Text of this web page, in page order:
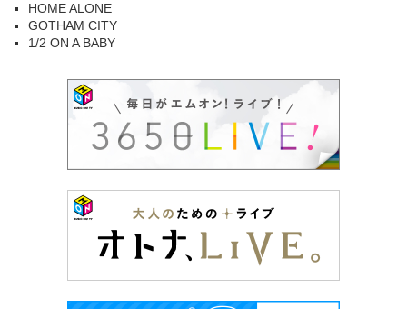
HOME ALONE
GOTHAM CITY
1/2 ON A BABY